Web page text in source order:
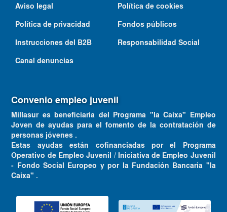
Aviso legal
Política de cookies
Política de privacidad
Fondos públicos
Instrucciones del B2B
Responsabilidad Social
Canal denuncias
Convenio empleo juvenil
Millasur es beneficiaria del Programa "la Caixa" Empleo
Joven de ayudas para el fomento de la contratación de
personas jóvenes .
Estas ayudas están cofinanciadas por el Programa
Operativo de Empleo Juvenil / Iniciativa de Empleo Juvenil
- Fondo Social Europeo y por la Fundación Bancaria "la
Caixa" .